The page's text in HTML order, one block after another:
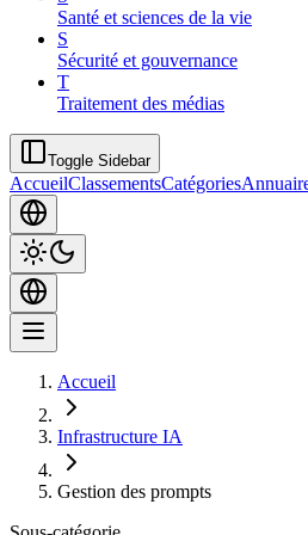
Santé et sciences de la vie
S
Sécurité et gouvernance
T
Traitement des médias
Toggle Sidebar
AccueilClassementsCatégories
Accueil
Infrastructure IA
Gestion des prompts